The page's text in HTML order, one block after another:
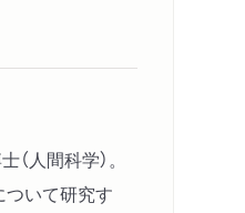
人間科学）。
いて研究す